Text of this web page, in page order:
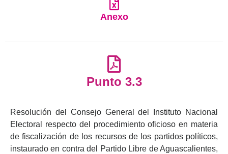
Anexo
Punto 3.3
Resolución del Consejo General del Instituto Nacional
Electoral respecto del procedimiento oficioso en materia
de fiscalización de los recursos de los partidos políticos,
instaurado en contra del Partido Libre de Aguascalientes,